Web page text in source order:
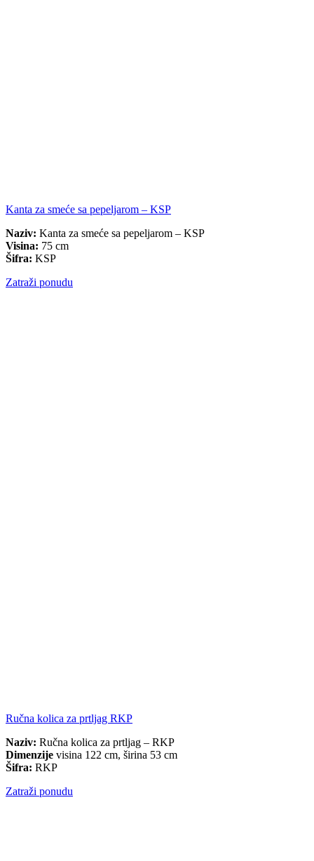
Kanta za smeće sa pepeljarom – KSP
Naziv: Kanta za smeće sa pepeljarom – KSP
Visina: 75 cm
Šifra: KSP
Zatraži ponudu
Ručna kolica za prtljag RKP
Naziv: Ručna kolica za prtljag – RKP
Dimenzije visina 122 cm, širina 53 cm
Šifra: RKP
Zatraži ponudu